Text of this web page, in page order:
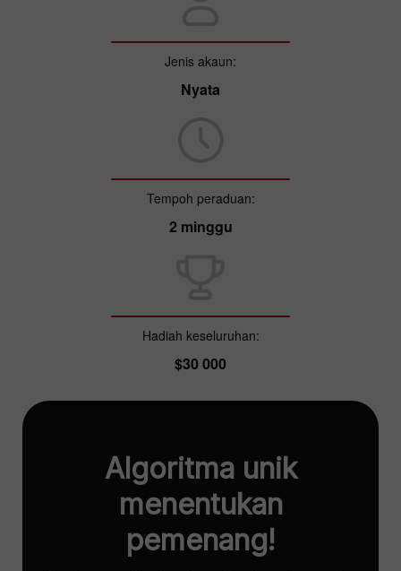
Jenis akaun:
Nyata
Tempoh peraduan:
2 minggu
Hadiah keseluruhan:
$30 000
Algoritma unik
menentukan
pemenang!